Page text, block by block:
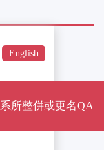
English
系所整併或更名QA